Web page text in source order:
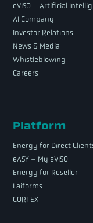
eVISO – Artificial
AI Company
Investor Relations
News & Media
Whistleblowing
Careers
Platform
Energy for Direct
eASY – My eVISO
Energy for Reseller
Laiforms
CORTEX